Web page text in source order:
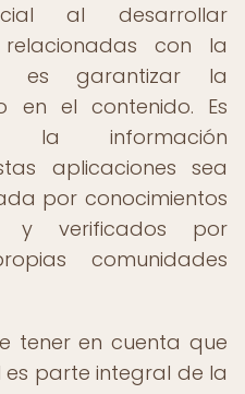
al desarrollar
relacionadas con la
es garantizar la
en el contenido. Es
la información
aplicaciones sea
por conocimientos
y verificados por
comunidades
tener en cuenta que
parte integral de la